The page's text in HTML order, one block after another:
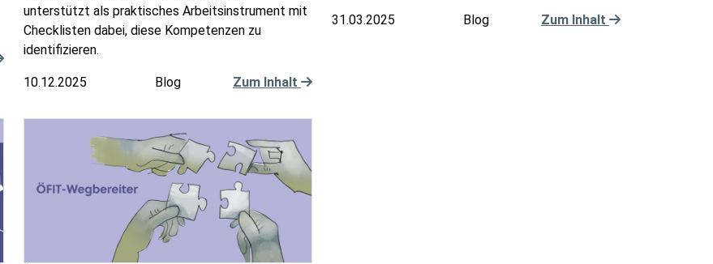
unterstützt als praktisches Arbeitsinstrument mit
Checklisten dabei, diese Kompetenzen zu
identifizieren.
10.12.2025 Blog Zum Inhalt
31.03.2025 Blog Zum Inhalt